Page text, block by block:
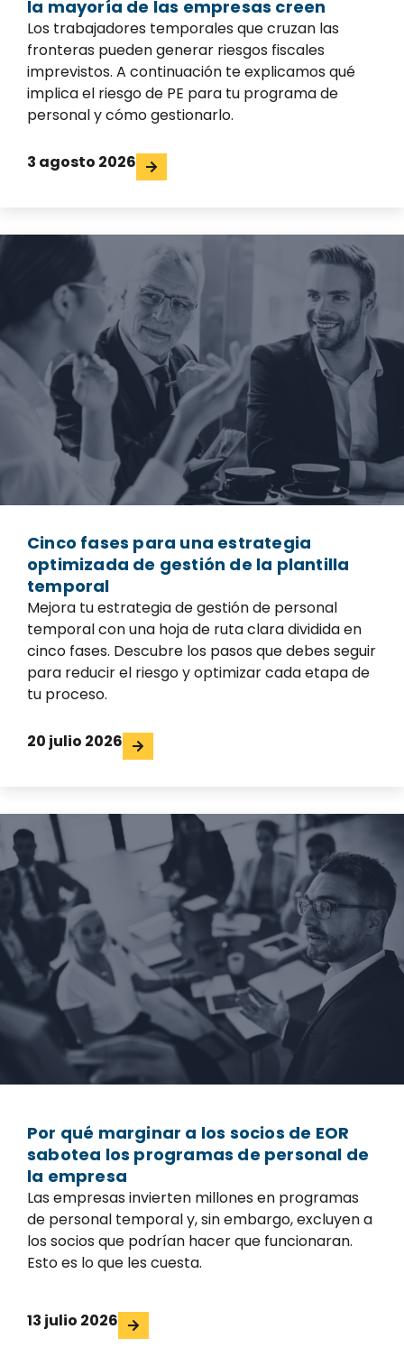
la mayoría de las empresas creen
Los trabajadores temporales que cruzan las
fronteras pueden generar riesgos fiscales
imprevistos. A continuación te explicamos qué
implica el riesgo de PE para tu programa de
personal y cómo gestionarlo.
3 agosto 2026
Cinco fases para una estrategia
optimizada de gestión de la plantilla
temporal
Mejora tu estrategia de gestión de personal
temporal con una hoja de ruta clara dividida en
cinco fases. Descubre los pasos que debes seguir
para reducir el riesgo y optimizar cada etapa de
tu proceso.
20 julio 2026
Por qué marginar a los socios de EOR
sabotea los programas de personal de
la empresa
Las empresas invierten millones en programas
de personal temporal y, sin embargo, excluyen a
los socios que podrían hacer que funcionaran.
Esto es lo que les cuesta.
13 julio 2026